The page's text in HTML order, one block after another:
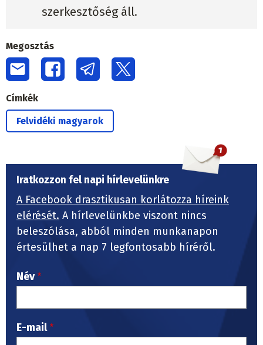
szerkesztőség áll.
Megosztás
Címkék
Felvidéki magyarok
Iratkozzon fel napi hírlevelünkre
A Facebook drasztikusan korlátozza híreink
elérését. A hírlevelünkbe viszont nincs
beleszólása, abból minden munkanapon
értesülhet a nap 7 legfontosabb híréről.
Név
E-mail